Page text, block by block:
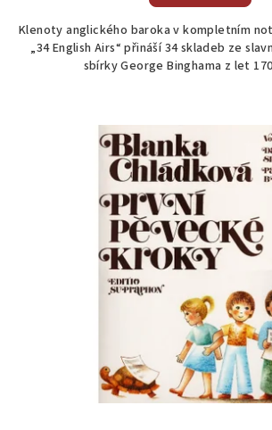
Klenoty anglického baroka v kompletním
„34 English Airs“ přináší 34 skladeb ze
sbírky George Binghama z let